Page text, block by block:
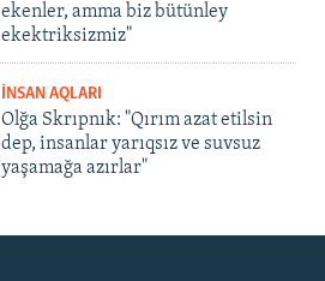
ekenler, amma biz bütünley
ekektriksizmiz"
İNSAN AQLARI
Olğa Skrıpnık: "Qırım azat etilsin
dep, insanlar yarıqsız ve suvsuz
yaşamağa azırlar"